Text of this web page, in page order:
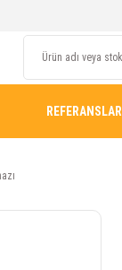
REFERANSLAR